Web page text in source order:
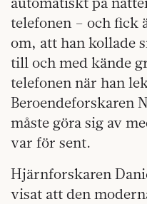
telefonen – och fick
om, att han kollade
till och med kände
telefonen när han
Beroendeforskaren
måste göra sig av
var för sent.
Hjärnforskaren
visat att den